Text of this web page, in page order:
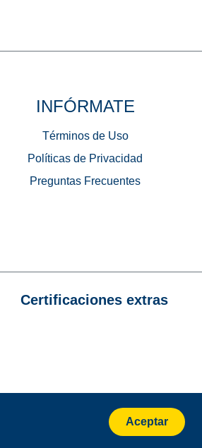
INFÓRMATE
Términos de Uso
Políticas de Privacidad
Preguntas Frecuentes
Certificaciones extras
Aceptar